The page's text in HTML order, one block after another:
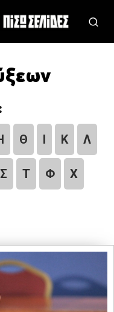
Θ Ι Κ Λ
Σ Τ Φ Χ